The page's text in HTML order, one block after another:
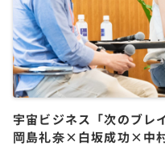
宇宙ビジネス「次のブレ
岡島礼奈×白坂成功×中